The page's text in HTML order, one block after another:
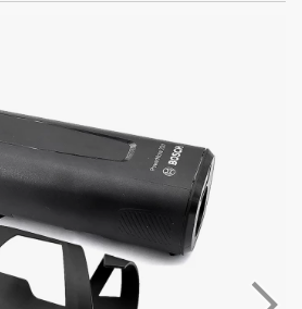
AXS Pod Bridge
Maven Bronze Stealth
Maven Bronze Stealth
HS2 200mm
GX Eagle T-Type, 10-52T